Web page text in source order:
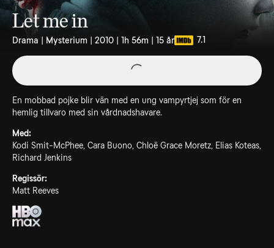
Let me in
Drama | Mysterium | 2010 | 1h 56m | 15 år 7.1
En mobbad pojke blir vän med en ung vampyrtjej som för en
hemlig tillvaro med sin vårdnadshavare.
Med:
Kodi Smit-McPhee, Cara Buono, Chloë Grace Moretz, Elias Koteas,
Richard Jenkins
Regissör:
Matt Reeves